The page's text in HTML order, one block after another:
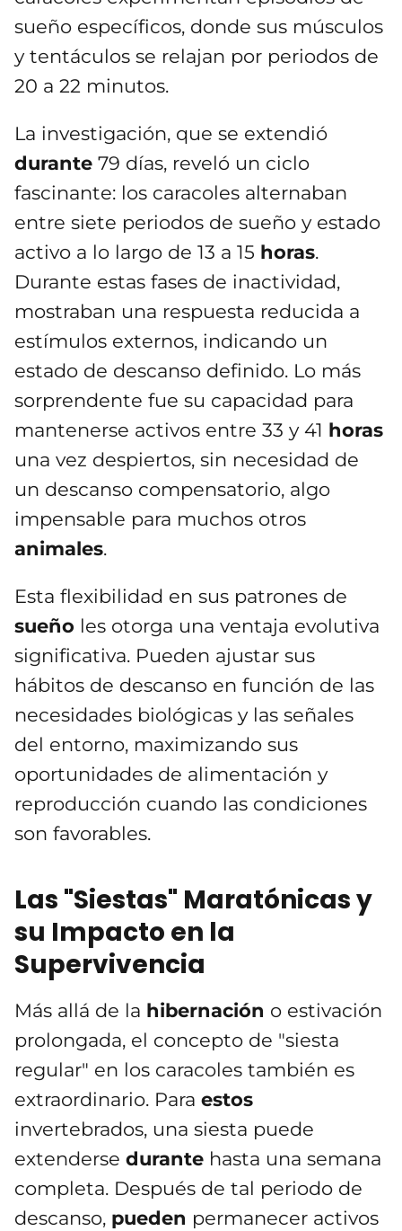
sueño específicos, donde sus músculos
y tentáculos se relajan por periodos de
20 a 22 minutos.
La investigación, que se extendió
durante 79 días, reveló un ciclo
fascinante: los caracoles alternaban
entre siete periodos de sueño y estado
activo a lo largo de 13 a 15 horas.
Durante estas fases de inactividad,
mostraban una respuesta reducida a
estímulos externos, indicando un
estado de descanso definido. Lo más
sorprendente fue su capacidad para
mantenerse activos entre 33 y 41 horas
una vez despiertos, sin necesidad de
un descanso compensatorio, algo
impensable para muchos otros
animales.
Esta flexibilidad en sus patrones de
sueño les otorga una ventaja evolutiva
significativa. Pueden ajustar sus
hábitos de descanso en función de las
necesidades biológicas y las señales
del entorno, maximizando sus
oportunidades de alimentación y
reproducción cuando las condiciones
son favorables.
Las "Siestas" Maratónicas y
su Impacto en la
Supervivencia
Más allá de la hibernación o estivación
prolongada, el concepto de "siesta
regular" en los caracoles también es
extraordinario. Para estos
invertebrados, una siesta puede
extenderse durante hasta una semana
completa. Después de tal periodo de
descanso, pueden permanecer activos